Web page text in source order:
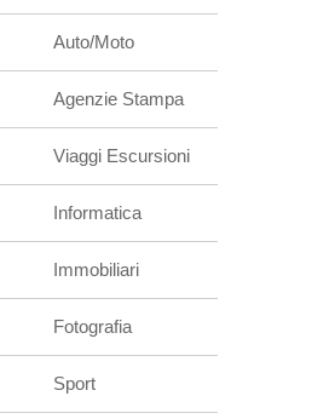
Auto/Moto
Agenzie Stampa
Viaggi Escursioni
Informatica
Immobiliari
Fotografia
Sport